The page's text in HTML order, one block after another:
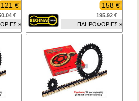
121 €
€
»
158 €
195.92 €
ΠΛΗΡΟΦΟΡΙΕΣ »